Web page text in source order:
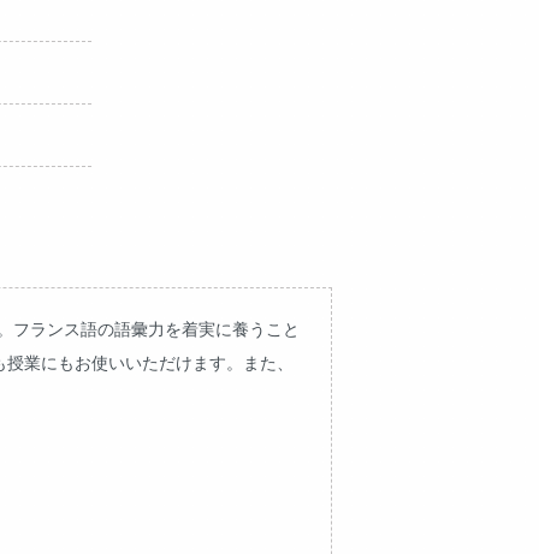
ランス語の語彙力を着実に養うこと
業にもお使いいただけます。また、